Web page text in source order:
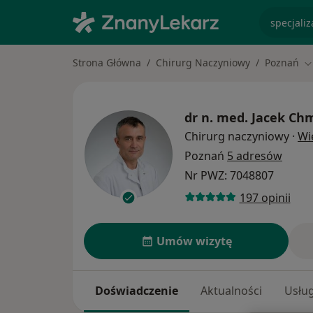
Strona Główna Chirurg Naczyniowy Poznań
dr n. med. Jacek
Chirurg naczyniowy ·
Poznań 5 adresów
Nr PWZ: 7048807
197 opinii
Umów wizytę
Doświadczenie Aktualności